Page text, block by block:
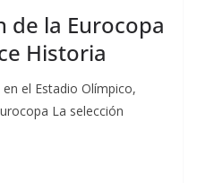
de la Eurocopa
Historia
el Estadio Olímpico,
La selección